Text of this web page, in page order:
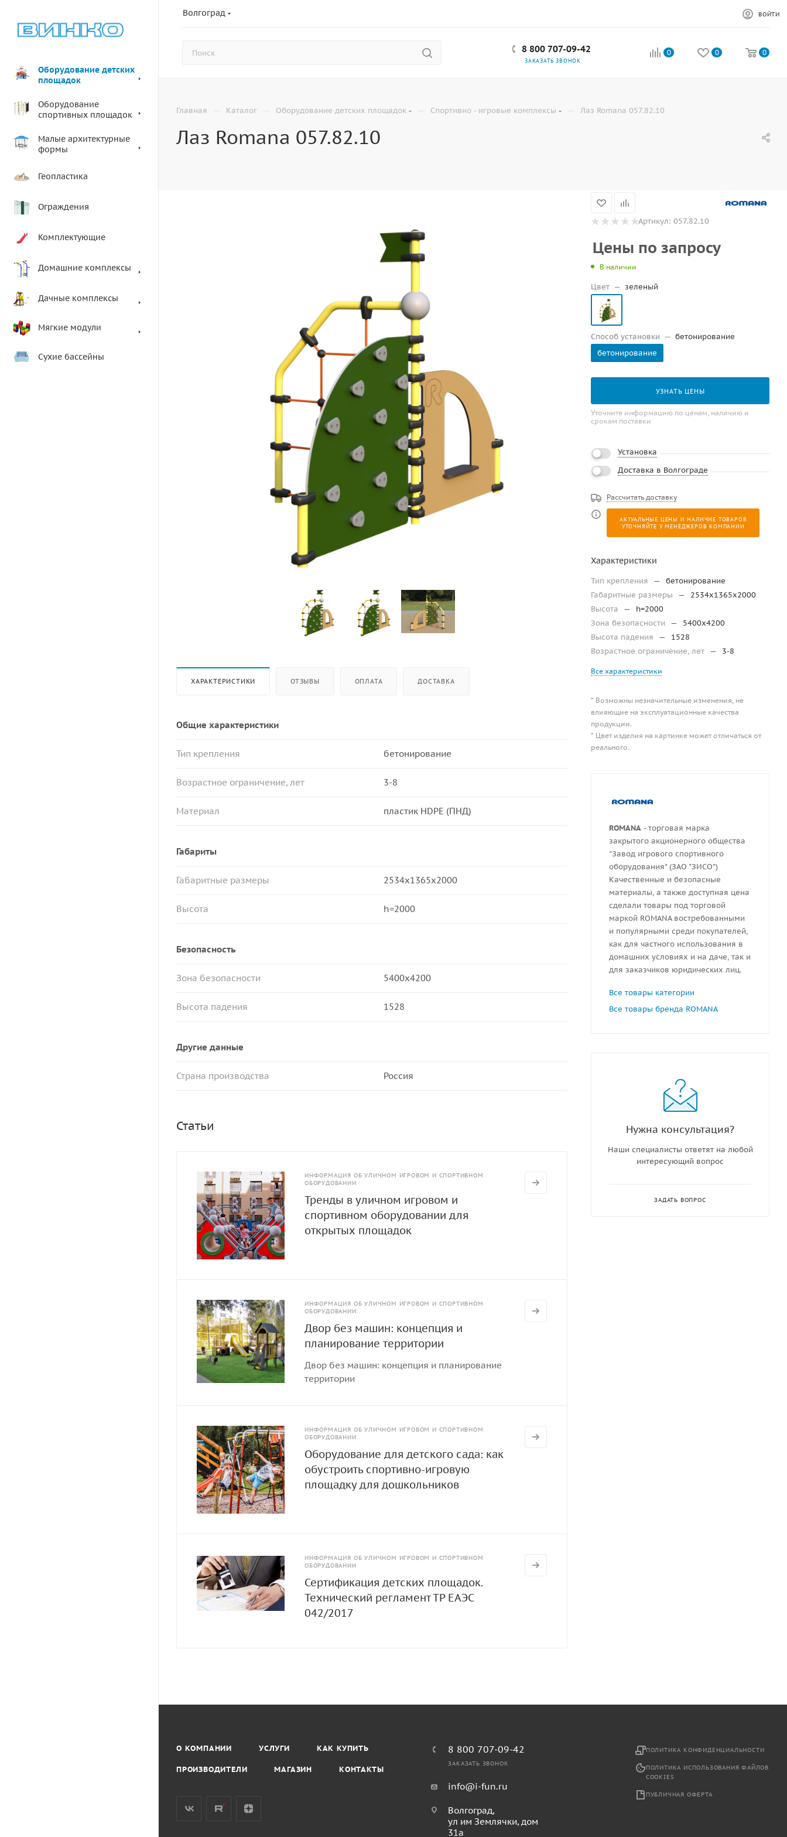
Волгоград ВОЙТИ
8 800 707-09-42
ЗАКАЗАТЬ ЗВОНОК
0 0 0
Оборудование детских
площадок
Оборудование
спортивных площадок
Малые архитектурные
формы
Геопластика
Ограждения
Комплектующие
Домашние комплексы
Дачные комплексы
Мягкие модули
Сухие бассейны
Главная — Каталог — Оборудование детских площадок — Спортивно - игровые комплексы — Лаз Romana 057.82.10
Лаз Romana 057.82.10
ХАРАКТЕРИСТИКИ ОТЗЫВЫ ОПЛАТА ДОСТАВКА
Общие характеристики
Тип крепления бетонирование
Возрастное ограничение, лет 3-8
Материал пластик HDPE (ПНД)
Габариты
Габаритные размеры 2534x1365x2000
Высота h=2000
Безопасность
Зона безопасности 5400x4200
Высота падения 1528
Другие данные
Страна производства Россия
Статьи
ИНФОРМАЦИЯ ОБ УЛИЧНОМ ИГРОВОМ И СПОРТИВНОМ
ОБОРУДОВАНИИ
Тренды в уличном игровом и
спортивном оборудовании для
открытых площадок
ИНФОРМАЦИЯ ОБ УЛИЧНОМ ИГРОВОМ И СПОРТИВНОМ
ОБОРУДОВАНИИ
Двор без машин: концепция и
планирование территории
Двор без машин: концепция и планирование
территории
ИНФОРМАЦИЯ ОБ УЛИЧНОМ ИГРОВОМ И СПОРТИВНОМ
ОБОРУДОВАНИИ
Оборудование для детского сада: как
обустроить спортивно-игровую
площадку для дошкольников
ИНФОРМАЦИЯ ОБ УЛИЧНОМ ИГРОВОМ И СПОРТИВНОМ
ОБОРУДОВАНИИ
Сертификация детских площадок.
Технический регламент ТР ЕАЭС
042/2017
Артикул: 057.82.10
Цены по запросу
В наличии
Цвет — зеленый
Способ установки — бетонирование
бетонирование
УЗНАТЬ ЦЕНЫ
Уточните информацию по ценам, наличию и
срокам поставки
Установка
Доставка в Волгограде
Рассчитать доставку
АКТУАЛЬНЫЕ ЦЕНЫ И НАЛИЧИЕ ТОВАРОВ
УТОЧНЯЙТЕ У МЕНЕДЖЕРОВ КОМПАНИИ
Характеристики
Тип крепления —
бетонирование
Габаритные размеры
—
2534x1365x2000
Высота
—
h=2000
Зона безопасности
—
5400x4200
Высота падения
—
1528
Возрастное ограничение, лет — 3-8
Все характеристики
* Возможны незначительные изменения, не
влияющие на эксплуатационные качества
продукции.
* Цвет изделия на картинке может отличаться от
реального.
ROMANA - торговая марка
закрытого акционерного общества
"Завод игрового спортивного
оборудования" (ЗАО "ЗИСО")
Качественные и безопасные
материалы, а также доступная цена
сделали товары под торговой
маркой ROMANA востребованными
и популярными среди покупателей,
как для частного использования в
домашних условиях и на даче, так и
для заказчиков юридических лиц.
Все товары категории
Все товары бренда ROMANA
Нужна консультация?
Наши специалисты ответят на любой
интересующий вопрос
ЗАДАТЬ ВОПРОС
О КОМПАНИИ УСЛУГИ КАК КУПИТЬ
ПРОИЗВОДИТЕЛИ МАГАЗИН КОНТАКТЫ
8 800 707-09-42
ЗАКАЗАТЬ ЗВОНОК
info@i-fun.ru
Волгоград,
ул им Землячки, дом
31а
ПОЛИТИКА КОНФИДЕНЦИАЛЬНОСТИ
ПОЛИТИКА ИСПОЛЬЗОВАНИЯ ФАЙЛОВ
COOKIES
ПУБЛИЧНАЯ ОФЕРТА